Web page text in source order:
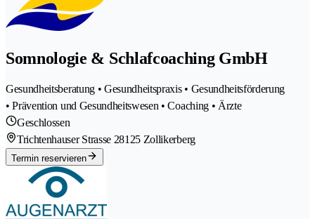
Somnologie & Schlafcoaching GmbH
Gesundheitsberatung • Gesundheitspraxis • Gesundheitsförderung
• Prävention und Gesundheitswesen • Coaching • Ärzte
Geschlossen
Trichtenhauser Strasse 28125 Zollikerberg
Termin reservieren